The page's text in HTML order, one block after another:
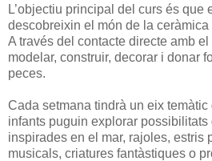
L’objectiu principal del curs és que
descobreixin el món de la ceràmica
A través del contacte directe amb
modelar, construir, decorar i donar
peces.
Cada setmana tindrà un eix
infants puguin explorar possibilitats
inspirades en el mar, rajoles, estris
musicals, criatures fantàstiques o